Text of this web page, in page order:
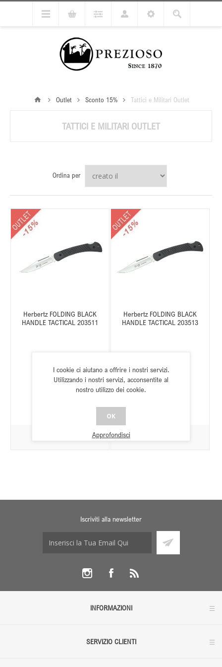
Outlet Sconto 15% Tattici e Militari Outlet
TATTICI E MILITARI OUTLET
Ordina per
Herbertz FOLDING BLACK
HANDLE TACTICAL 203511
C350319011
Disponibile
Herbertz FOLDING BLACK
HANDLE TACTICAL 203513
C350319013
Stato: Disponibile
Iscriviti alla newsletter
INFORMAZIONI
SERVIZIO CLIENTI
I cookie ci aiutano a offrire i nostri servizi.
Utilizzando i nostri servizi, acconsentite al
nostro utilizzo dei cookie.
OK
Approfondisci